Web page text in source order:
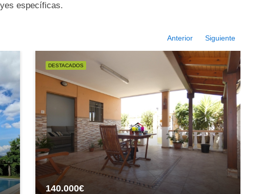
específicas.
Anterior Siguiente
DESTACADOS
140.000€